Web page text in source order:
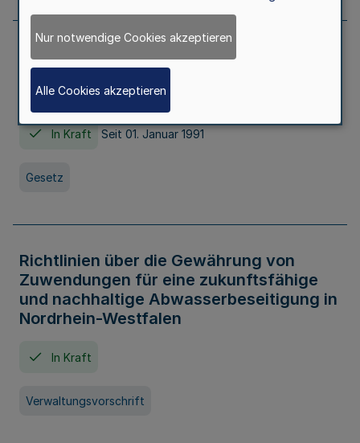
Erstes Gesetz zur Ausführung des
Kinder- und Jugendhilfegesetzes - AG -
KJHG -
In Kraft Seit 01. Januar 1991
Gesetz
Richtlinien über die Gewährung von
Zuwendungen für eine zukunftsfähige
und nachhaltige Abwasserbeseitigung in
Nordrhein-Westfalen
In Kraft
Verwaltungsvorschrift
Nur notwendige Cookies akzeptieren
Alle Cookies akzeptieren